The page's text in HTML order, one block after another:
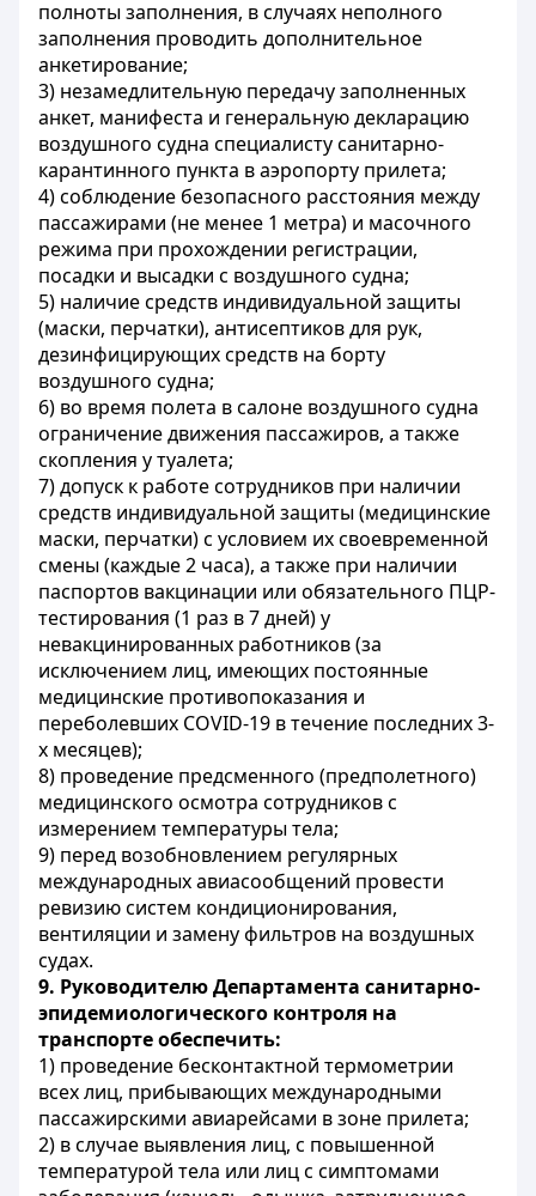
полноты заполнения, в случаях неполного
заполнения проводить дополнительное
анкетирование;
3) незамедлительную передачу заполненных
анкет, манифеста и генеральную декларацию
воздушного судна специалисту санитарно-
карантинного пункта в аэропорту прилета;
4) соблюдение безопасного расстояния между
пассажирами (не менее 1 метра) и масочного
режима при прохождении регистрации,
посадки и высадки с воздушного судна;
5) наличие средств индивидуальной защиты
(маски, перчатки), антисептиков для рук,
дезинфицирующих средств на борту
воздушного судна;
6) во время полета в салоне воздушного судна
ограничение движения пассажиров, а также
скопления у туалета;
7) допуск к работе сотрудников при наличии
средств индивидуальной защиты (медицинские
маски, перчатки) с условием их своевременной
смены (каждые 2 часа), а также при наличии
паспортов вакцинации или обязательного ПЦР-
тестирования (1 раз в 7 дней) у
невакцинированных работников (за
исключением лиц, имеющих постоянные
медицинские противопоказания и
переболевших COVID-19 в течение последних 3-
х месяцев);
8) проведение предсменного (предполетного)
медицинского осмотра сотрудников с
измерением температуры тела;
9) перед возобновлением регулярных
международных авиасообщений провести
ревизию систем кондиционирования,
вентиляции и замену фильтров на воздушных
судах.
9. Руководителю Департамента санитарно-
эпидемиологического контроля на
транспорте обеспечить:
1) проведение бесконтактной термометрии
всех лиц, прибывающих международными
пассажирскими авиарейсами в зоне прилета;
2) в случае выявления лиц, с повышенной
температурой тела или лиц с симптомами